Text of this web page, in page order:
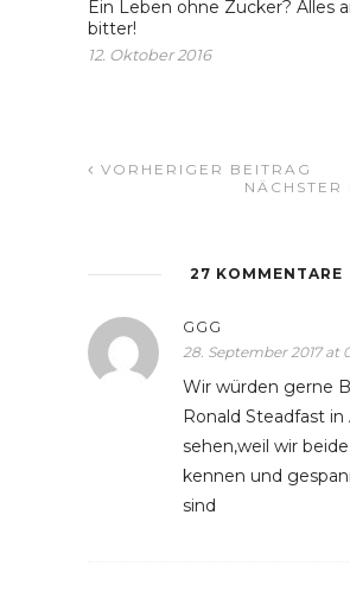
Ein Leben ohne Zucker? Alles
bitter!
12. Oktober 2016
VORHERIGER BEITRAG
NÄCHSTER
27 KOMMENTARE
GGG
28. September 2017 at
Wir würden gerne
Ronald Steadfast in
sehen,weil wir
kennen und
sind